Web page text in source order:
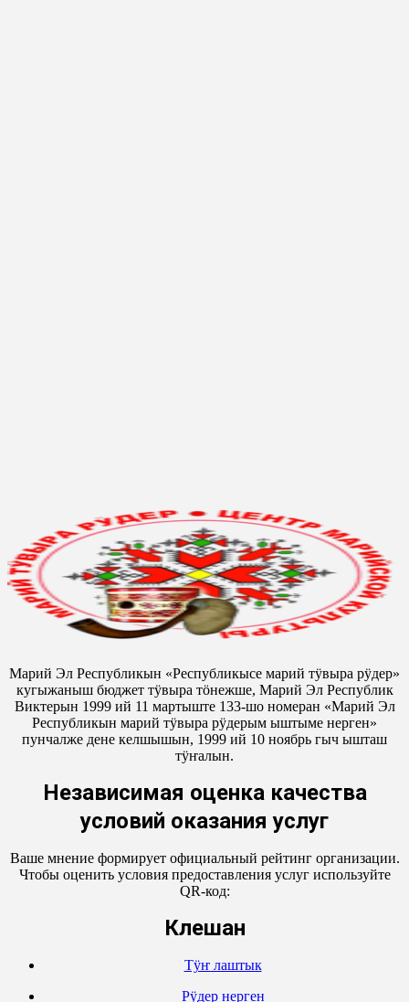
Марий Эл Республикын «Республикысе марий тӱвыра рӱдер»
кугыжаныш бюджет тӱвыра тӧнежше, Марий Эл Республик
Виктерын 1999 ий 11 мартыште 133-шо номеран «Марий Эл
Республикын марий тӱвыра рӱдерым ыштыме нерген»
пунчалже дене келшышын, 1999 ий 10 ноябрь гыч ышташ
тӱҥалын.
Независимая оценка качества
условий оказания услуг
Ваше мнение формирует официальный рейтинг организации.
Чтобы оценить условия предоставления услуг используйте
QR-код:
Кӱлешан
Тӱҥ лаштык
Рӱдер нерген